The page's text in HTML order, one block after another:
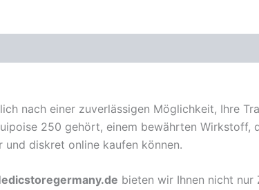
nach einer zuverlässigen Möglichkeit, Ihre
250 gehört, einem bewährten
diskret online kaufen können.
bieten wir Ihnen nicht